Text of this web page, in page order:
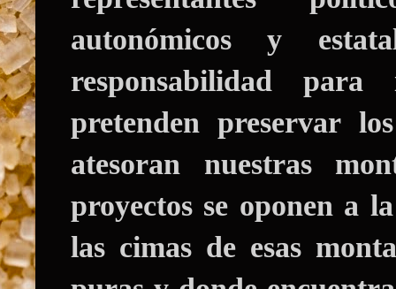
autonómicos y
responsabilidad
pretenden preservar
atesoran nuestras
proyectos se oponen a
las cimas de esas